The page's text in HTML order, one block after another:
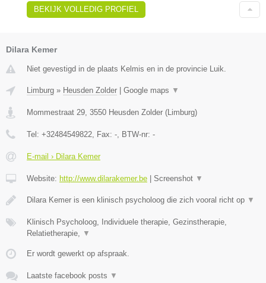
BEKIJK VOLLEDIG PROFIEL
Dilara Kemer
Niet gevestigd in de plaats Kelmis en in de provincie Luik.
Limburg » Heusden Zolder Google maps ▼
Mommestraat 29, 3550 Heusden Zolder (Limburg)
Tel: +32484549822, Fax: -, BTW-nr: -
E-mail › Dilara Kemer
Website: http://www.dilarakemer.be Screenshot ▼
Dilara Kemer is een klinisch psycholoog die zich vooral richt op ▼
Klinisch Psycholoog, Individuele therapie, Gezinstherapie,
Relatietherapie, ▼
Er wordt gewerkt op afspraak.
Laatste facebook posts ▼